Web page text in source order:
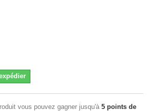
vous pouvez gagner jusqu'à 5 points de